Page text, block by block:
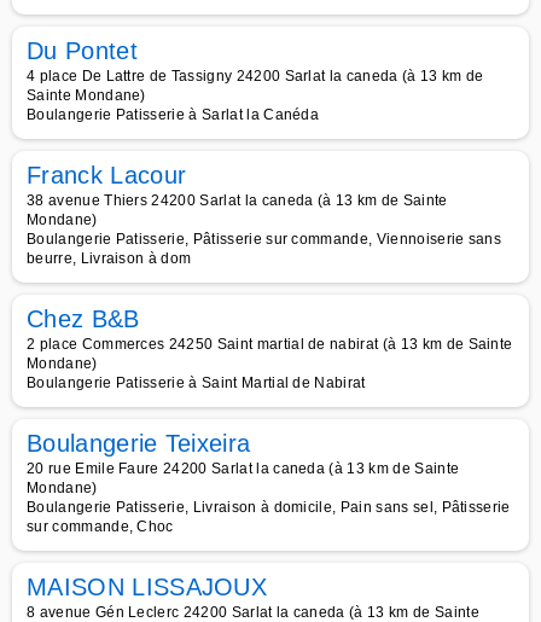
Du Pontet
4 place De Lattre de Tassigny 24200 Sarlat la caneda (à 13 km de
Sainte Mondane)
Boulangerie Patisserie à Sarlat la Canéda
Franck Lacour
38 avenue Thiers 24200 Sarlat la caneda (à 13 km de Sainte
Mondane)
Boulangerie Patisserie, Pâtisserie sur commande, Viennoiserie sans
beurre, Livraison à dom
Chez B&B
2 place Commerces 24250 Saint martial de nabirat (à 13 km de Sainte
Mondane)
Boulangerie Patisserie à Saint Martial de Nabirat
Boulangerie Teixeira
20 rue Emile Faure 24200 Sarlat la caneda (à 13 km de Sainte
Mondane)
Boulangerie Patisserie, Livraison à domicile, Pain sans sel, Pâtisserie
sur commande, Choc
MAISON LISSAJOUX
8 avenue Gén Leclerc 24200 Sarlat la caneda (à 13 km de Sainte